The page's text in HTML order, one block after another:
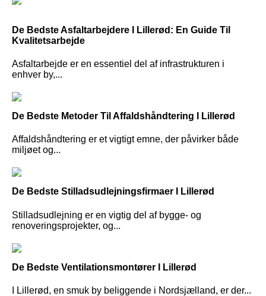
De Bedste Asfaltarbejdere I Lillerød: En Guide Til
Kvalitetsarbejde
Asfaltarbejde er en essentiel del af infrastrukturen i
enhver by,...
De Bedste Metoder Til Affaldshåndtering I Lillerød
Affaldshåndtering er et vigtigt emne, der påvirker både
miljøet og...
De Bedste Stilladsudlejningsfirmaer I Lillerød
Stilladsudlejning er en vigtig del af bygge- og
renoveringsprojekter, og...
De Bedste Ventilationsmontører I Lillerød
I Lillerød, en smuk by beliggende i Nordsjælland, er der...